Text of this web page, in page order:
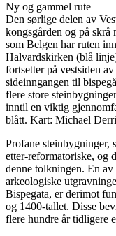
Ny og gammel rute
Den sørlige delen av
kongsgården og på
som Belgen har ruten
Halvardskirken (blå
fortsetter på vestsiden
sideinngangen til
flere store
inntil en viktig
blått. Kart: Michael
Profane steinbygninger,
etter-reformatoriske, og
denne tolkningen. En av
arkeologiske
Bispegata, er derimot
og 1400-tallet. Disse
flere hundre år tidligere